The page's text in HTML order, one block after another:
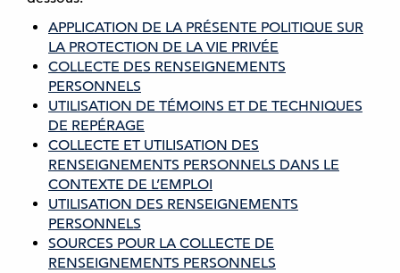
APPLICATION DE LA PRÉSENTE POLITIQUE SUR
LA PROTECTION DE LA VIE PRIVÉE
COLLECTE DES RENSEIGNEMENTS
PERSONNELS
UTILISATION DE TÉMOINS ET DE TECHNIQUES
DE REPÉRAGE
COLLECTE ET UTILISATION DES
RENSEIGNEMENTS PERSONNELS DANS LE
CONTEXTE DE L’EMPLOI
UTILISATION DES RENSEIGNEMENTS
PERSONNELS
SOURCES POUR LA COLLECTE DE
RENSEIGNEMENTS PERSONNELS